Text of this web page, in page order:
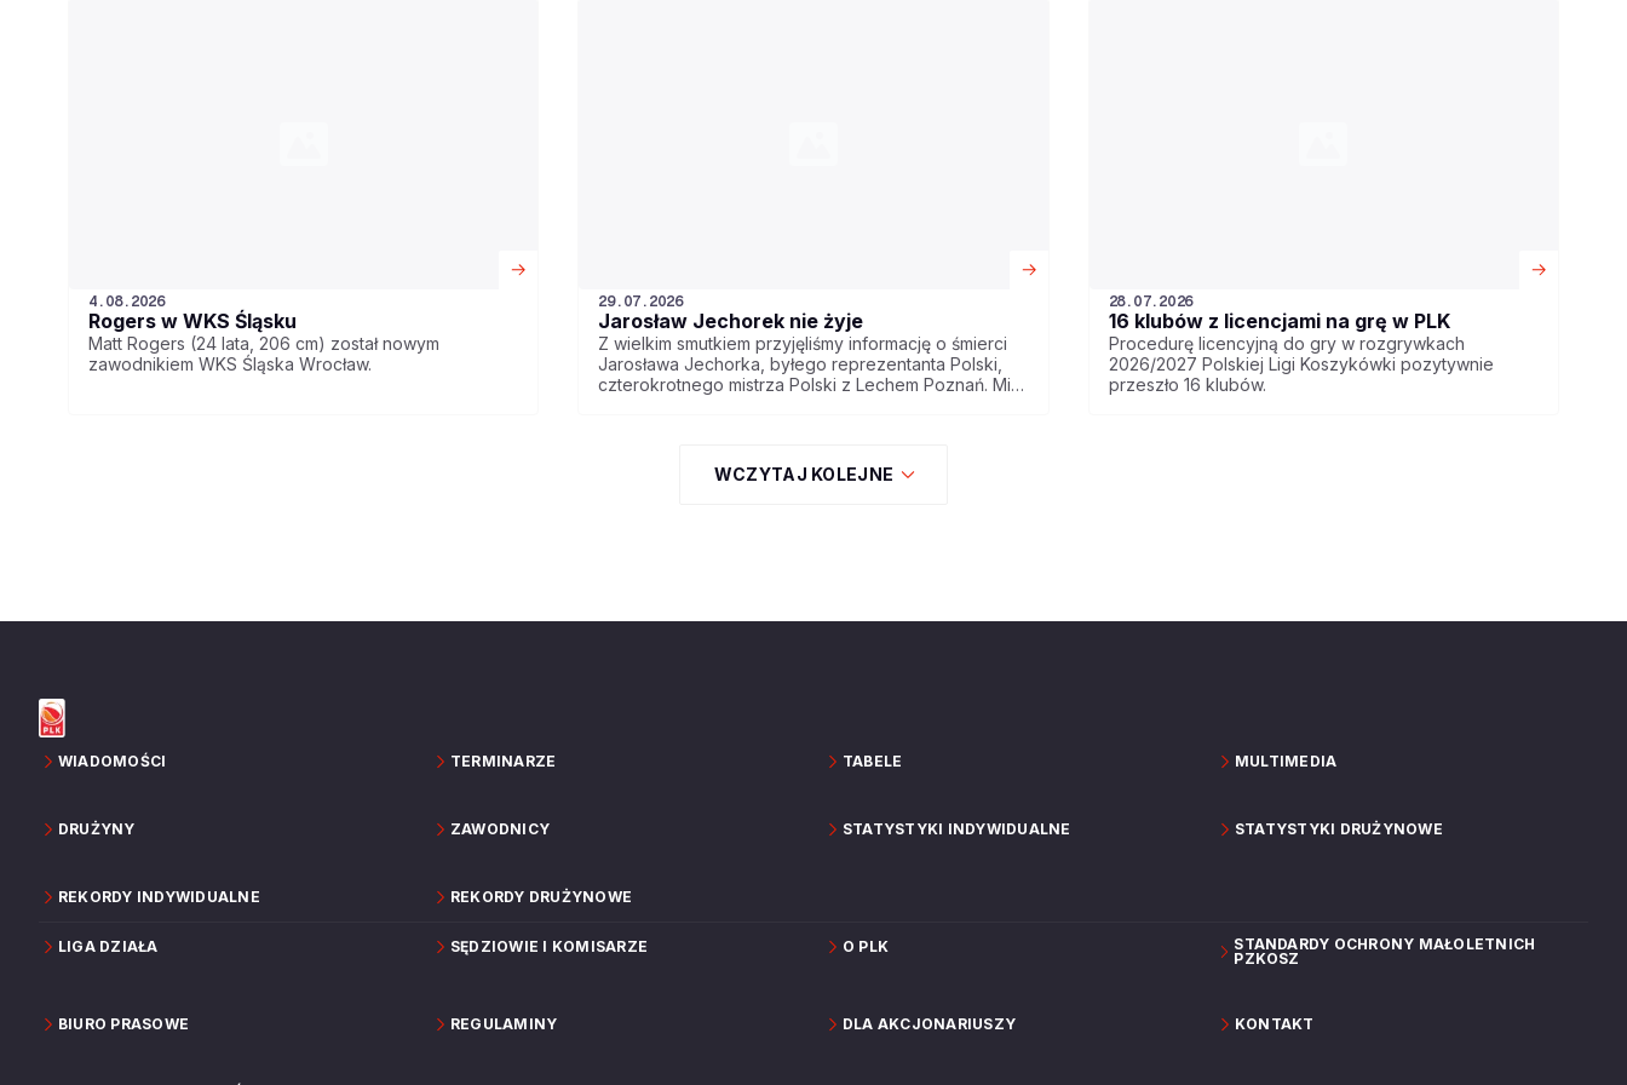
4.08.2026
Rogers w WKS Śląsku
Matt Rogers (24 lata, 206 cm) został nowym
zawodnikiem WKS Śląska Wrocław.
29.07.2026
Jarosław Jechorek nie żyje
Z wielkim smutkiem przyjęliśmy informację o śmierci
Jarosława Jechorka, byłego reprezentanta Polski,
czterokrotnego mistrza Polski z Lechem Poznań. Miał
28.07.2026
16 klubów z licencjami na grę w PLK
Procedurę licencyjną do gry w rozgrywkach
2026/2027 Polskiej Ligi Koszykówki pozytywnie
przeszło 16 klubów.
WCZYTAJ KOLEJNE
WIADOMOŚCI TERMINARZE TABELE MULTIMEDIA
DRUŻYNY ZAWODNICY STATYSTYKI INDYWIDUALNE STATYSTYKI DRUŻYNOWE
REKORDY INDYWIDUALNE REKORDY DRUŻYNOWE
LIGA DZIAŁA SĘDZIOWIE I KOMISARZE O PLK
STANDARDY OCHRONY MAŁOLETNICH
PZKOSZ
BIURO PRASOWE REGULAMINY DLA AKCJONARIUSZY KONTAKT